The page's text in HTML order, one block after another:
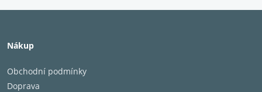
Nákup
Obchodní podmínky
Doprava